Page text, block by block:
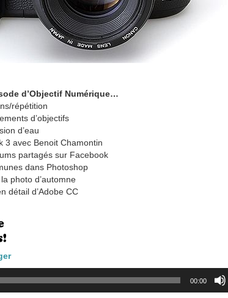
d’Objectif Numérique…
répétition
d’objectifs
d’eau
3 avec Benoit Chamontin
partagés sur Facebook
dans Photoshop
photo d’automne
détail d’Adobe CC
00:00